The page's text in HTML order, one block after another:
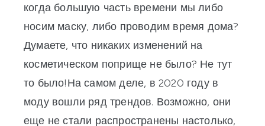
когда большую часть времени мы либо
носим маску, либо проводим время дома?
Думаете, что никаких изменений на
косметическом поприще не было? Не тут
то было!На самом деле, в 2020 году в
моду вошли ряд трендов. Возможно, они
еще не стали распространены настолько,